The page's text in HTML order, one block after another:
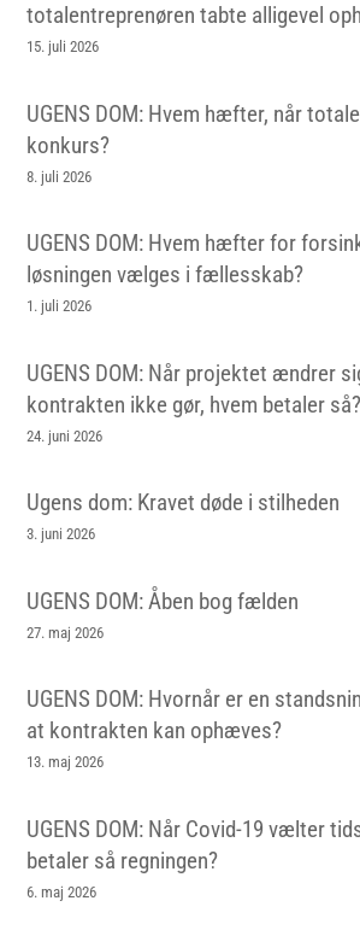
totalentreprenøren tabte alligevel
15. juli 2026
UGENS DOM: Hvem hæfter, når
konkurs?
8. juli 2026
UGENS DOM: Hvem hæfter for
løsningen vælges i fællesskab?
1. juli 2026
UGENS DOM: Når projektet ændrer
kontrakten ikke gør, hvem betaler så?
24. juni 2026
Ugens dom: Kravet døde i stilheden
3. juni 2026
UGENS DOM: Åben bog fælden
27. maj 2026
UGENS DOM: Hvornår er en
at kontrakten kan ophæves?
13. maj 2026
UGENS DOM: Når Covid-19 vælter
betaler så regningen?
6. maj 2026